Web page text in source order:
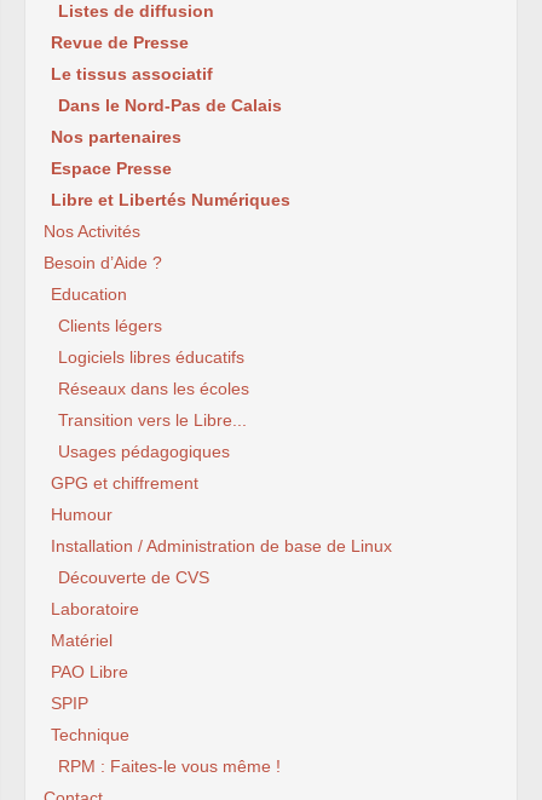
Listes de diffusion
Revue de Presse
Le tissus associatif
Dans le Nord-Pas de Calais
Nos partenaires
Espace Presse
Libre et Libertés Numériques
Nos Activités
Besoin d’Aide ?
Education
Clients légers
Logiciels libres éducatifs
Réseaux dans les écoles
Transition vers le Libre...
Usages pédagogiques
GPG et chiffrement
Humour
Installation / Administration de base de Linux
Découverte de CVS
Laboratoire
Matériel
PAO Libre
SPIP
Technique
RPM : Faites-le vous même !